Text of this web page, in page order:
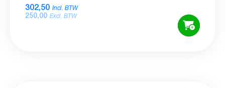
302,50 Incl. BTW
250,00 Excl. BTW